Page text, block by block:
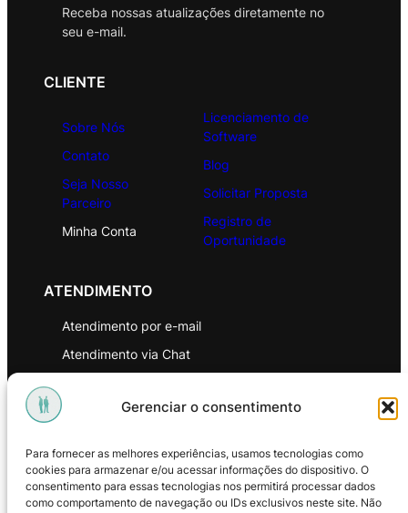
Gerenciar o consentimento
Para fornecer as melhores experiências, usamos tecnologias como
cookies para armazenar e/ou acessar informações do dispositivo. O
consentimento para essas tecnologias nos permitirá processar dados
como comportamento de navegação ou IDs exclusivos neste site. Não
Receba nossas atualizações diretamente no
seu e-mail.
CLIENTE
Sobre Nós
Contato
Seja Nosso
Parceiro
Minha Conta
Licenciamento de
Software
Blog
Solicitar Proposta
Registro de
Oportunidade
ATENDIMENTO
Atendimento por e-mail
Atendimento via Chat
Política de Privacidade
Política de Troca e Devoluções